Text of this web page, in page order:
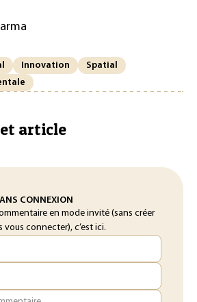
Innovation
Spatial
article
CONNEXION
en mode invité (sans créer
connecter), c’est ici.